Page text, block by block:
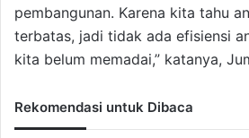
pembangunan. Karena kita tahu
terbatas, jadi tidak ada efisiensi
kita belum memadai,” katanya,
Rekomendasi untuk Dibaca